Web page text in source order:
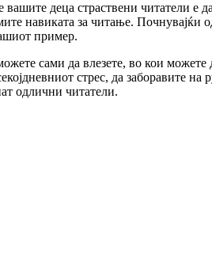
вашите деца страствени читатели
навиката за читање.
пример.
сами да влезете, во кои можете
стрес, да заборавите
одлични читатели.